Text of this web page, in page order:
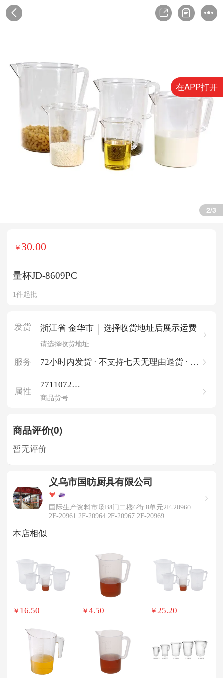
在APP打开
2/3
￥ 30.00
量杯JD-8609PC
1件起批
发货 浙江省 金华市 | 选择收货地址后展示运费
请选择收货地址
服务
72小时内发货 · 不支持七天无理由退货 · 一
属性
771107201
85503838
商品货号
商品评价(0)
暂无评价
义乌市国昉厨具有限公司
国际生产资料市场B8门二楼6街 8单元2F-20960
2F-20961 2F-20964 2F-20967 2F-20969
本店相似
￥ 16.50 ￥4.50 ￥ 25.20